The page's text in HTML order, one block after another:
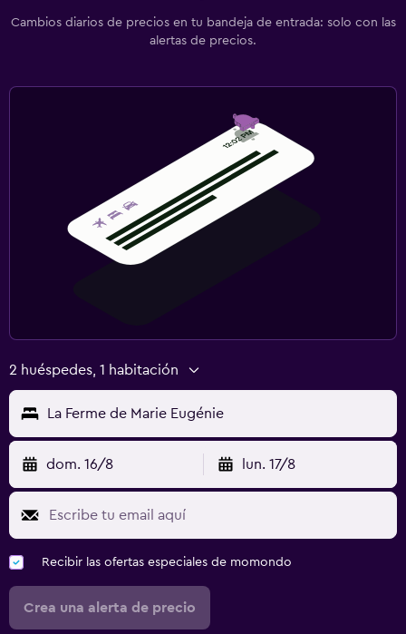
Cambios diarios de precios en tu bandeja de entrada: solo con las
alertas de precios.
2 huéspedes, 1 habitación
La Ferme de Marie Eugénie
dom. 16/8 lun. 17/8
Recibir las ofertas especiales de momondo
Crea una alerta de precio